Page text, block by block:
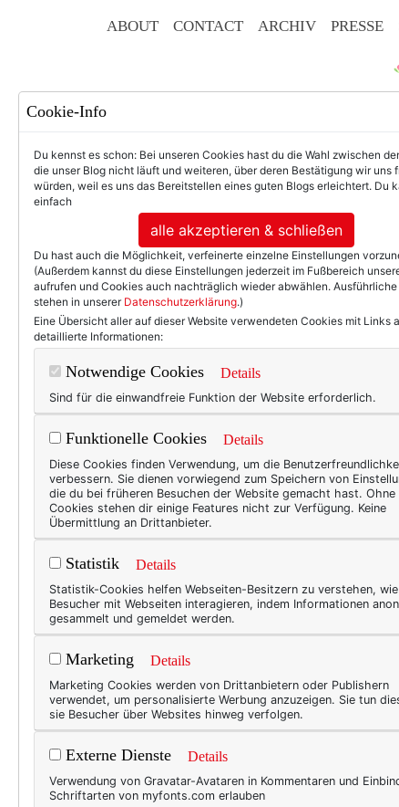
ABOUT CONTACT ARCHIV PRESSE
Wochenend-
Ich habe ein Faible für
Gefertigt aus Pergament,
Pergamentblättern.
Nein, mir gefällt das gar
Cookie-Info
Du kennst es schon: Bei unseren Cookies hast du die Wahl zwischen
die unser Blog nicht läuft und weiteren, über deren Bestätigung wir uns
würden, weil es uns das Bereitstellen eines guten Blogs erleichtert. Du
einfach
alle akzeptieren & schließen
Du hast auch die Möglichkeit, verfeinerte einzelne Einstellungen
(Außerdem kannst du diese Einstellungen jederzeit im Fußbereich
aufrufen und Cookies auch nachträglich wieder abwählen.
stehen in unserer Datenschutzerklärung.)
Eine Übersicht aller auf dieser Website verwendeten Cookies mit Links
detaillierte Informationen:
Notwendige Cookies Details
Sind für die einwandfreie Funktion der Website erforderlich.
Funktionelle Cookies Details
Diese Cookies finden Verwendung, um die
verbessern. Sie dienen vorwiegend zum Speichern von
die du bei früheren Besuchen der Website gemacht hast. Ohne
Cookies stehen dir einige Features nicht zur Verfügung. Keine
Übermittlung an Drittanbieter.
Statistik Details
Statistik-Cookies helfen Webseiten-Besitzern zu verstehen, wie
Besucher mit Webseiten interagieren, indem Informationen
gesammelt und gemeldet werden.
Marketing Details
Marketing Cookies werden von Drittanbietern oder Publishern
verwendet, um personalisierte Werbung anzuzeigen. Sie tun
sie Besucher über Websites hinweg verfolgen.
Externe Dienste Details
Verwendung von Gravatar-Avataren in Kommentaren und
Schriftarten von myfonts.com erlauben